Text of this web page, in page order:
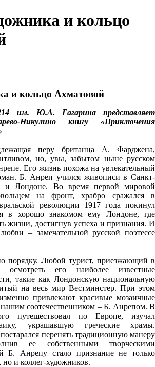
и кольцо
и кольцо Ахматовой
им. Ю.А. Гагарина представляет
Никулино книгу «Приключения
перу британца А. Фарджена,
но, увы, забытом ныне русском
Его жизнь похожа на увлекательный
Б. Анреп учился живописи в Санкт-
и Лондоне. Во время первой мировой
на фронт, храбро сражался в
революции 1917 года покинул
в хорошо знакомом ему Лондоне, где
жизни, достигнув успеха и признания. И
– замечательной русской поэтессе
порядку. Любой турист, приезжающий в
осмотреть его наиболее известные
такие как Лондонскую национальную
на весь мир Вестминстер. При этом
привлекают красивые мозаичные
соотечественником – Б. Анрепом. В
путешествовал по Европе, изучал
украшавшую греческие храмы.
перенять традиционную манеру
ее собственными творческими
Б. Анрепу стало признание не только
но и коллег-художников.